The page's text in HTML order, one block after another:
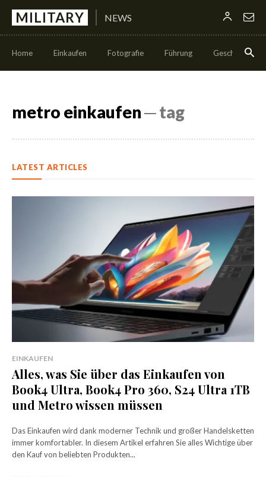
MILITARY NEWS
Home Einkaufen Fotografie Führung Geschäft
metro einkaufen─ tag
LATEST ARTICLES
EINKAUFEN
Alles, was Sie über das Einkaufen von
Book4 Ultra, Book4 Pro 360, S24 Ultra 1TB
und Metro wissen müssen
Das Einkaufen wird dank moderner Technik und großer Handelsketten
immer komfortabler. In diesem Artikel erfahren Sie alles Wichtige über
den Kauf von beliebten Produkten...